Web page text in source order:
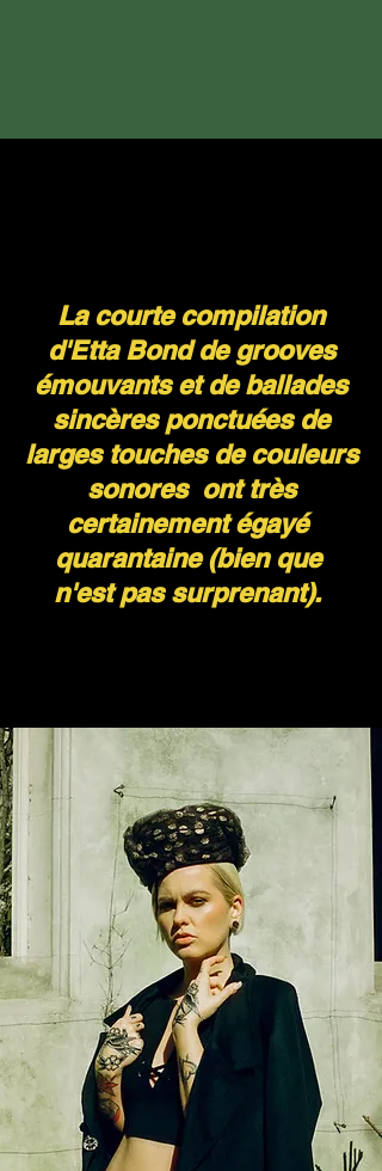
La courte compilation
d'Etta Bond de grooves
émouvants et de ballades
sincères ponctuées de
larges touches de couleurs
sonores ont très
certainement égayé
quarantaine (bien que
n'est pas surprenant).